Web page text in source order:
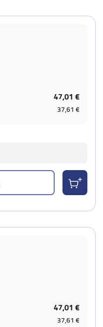
47,01 €
37,61 €
47,01 €
37,61 €